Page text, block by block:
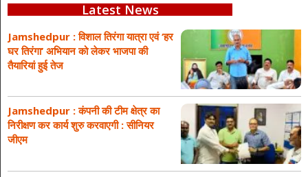
Latest News
Jamshedpur : विशाल तिरंगा यात्रा एवं ‘हर
घर तिरंगा’ अभियान को लेकर भाजपा की
तैयारियां हुई तेज
Jamshedpur : कंपनी की टीम क्षेत्र का
निरीक्षण कर कार्य शुरु करवाएगी : सीनियर
जीएम